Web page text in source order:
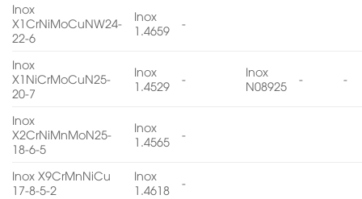
Inox
X1CrNiMoCuNW24-
22-6
Inox
1.4659
-
Inox
X1NiCrMoCuN25-
20-7
Inox
1.4529
-
Inox
N08925
- -
Inox
X2CrNiMnMoN25-
18-6-5
Inox
1.4565
-
Inox X9CrMnNiCu
17-8-5-2
Inox
1.4618
-